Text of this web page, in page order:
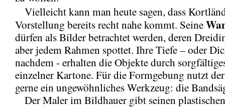
Vielleicht kann man heute sagen, dass
Vorstellung bereits recht nahe kommt. Seine
dürfen als Bilder betrachtet werden, deren
aber jedem Rahmen spottet. Ihre Tiefe – oder
nachdem - erhalten die Objekte durch
einzelner Kartone. Für die Formgebung nutzt
gerne ein ungewöhnliches Werkzeug: die
Der Maler im Bildhauer gibt seinen